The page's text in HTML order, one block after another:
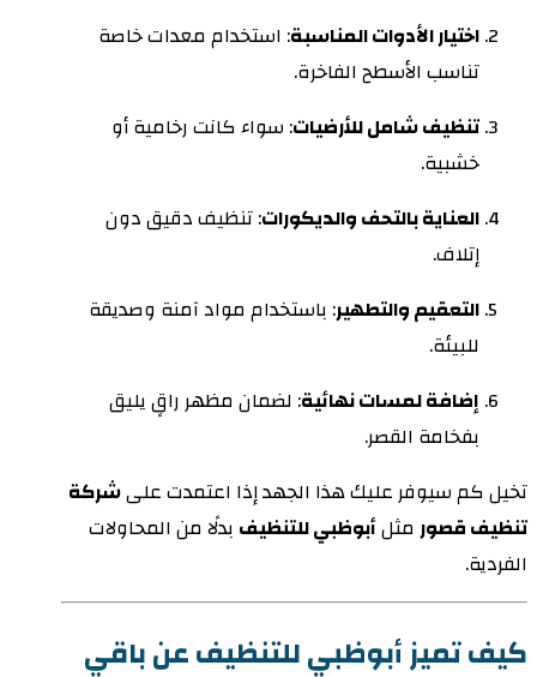
اختيار الأدوات المناسبة: استخدام معدات خاصة
تناسب الأسطح الفاخرة.
تنظيف شامل للأرضيات: سواء كانت رخامية أو
خشبية.
العناية بالتحف والديكورات: تنظيف دقيق دون
إتلاف.
التعقيم والتطهير: باستخدام مواد آمنة وصديقة
للبيئة.
إضافة لمسات نهائية: لضمان مظهر راقٍ يليق
بفخامة القصر.
تخيل كم سيوفر عليك هذا الجهد إذا اعتمدت علىشركة
تنظيف قصور مثلأبوظبي للتنظيف بدلًا من المحاولات
الفردية.
كيف تميز أبوظبي للتنظيف عن باقي